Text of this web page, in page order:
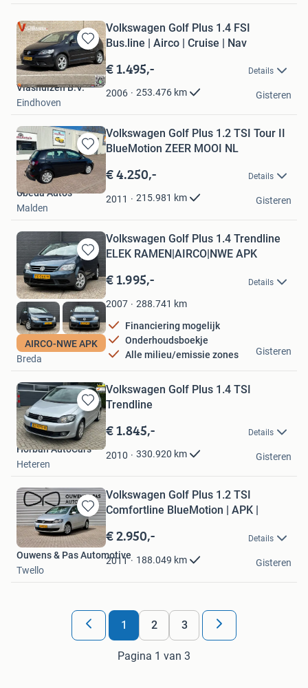
Bewaren
in
Mijn
Favorieten
Volkswagen Golf Plus 1.4 FSI
Bus.line | Airco | Cruise | Nav
€ 1.495,- Details
2006 253.476 km
Vlashuizen B.V.
Eindhoven
Gisteren
Bewaren
Mijn
Favorieten
Volkswagen Golf Plus 1.2 TSI Tour II
BlueMotion ZEER MOOI NL
€ 4.250,- Details
2011 215.981 km
Ubeda Auto's
Malden
Gisteren
Bewaren
in
Mijn
Favorieten
AIRCO-NWE APK
Volkswagen Golf Plus 1.4 Trendline
ELEK RAMEN|AIRCO|NWE APK
€ 1.995,- Details
2007 288.741 km
Financiering mogelijk
Onderhoudsboekje
Alle milieu/emissie zones
My Cars Breda
Breda
Gisteren
Bewaren
in
Mijn
Favorieten
Volkswagen Golf Plus 1.4 TSI
Trendline
€ 1.845,- Details
2010 330.920 km
Horban AutoCars
Heteren
Gisteren
Bewaren
in
Mijn
Favorieten
Volkswagen Golf Plus 1.2 TSI
Comfortline BlueMotion | APK |
€ 2.950,- Details
2011 188.049 km
Ouwens & Pas Automotive
Twello
Gisteren
1 2 3
Pagina 1 van 3